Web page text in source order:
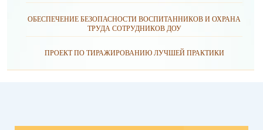
ОБЕСПЕЧЕНИЕ БЕЗОПАСНОСТИ ВОСПИТАННИКОВ И ОХРАНА
ТРУДА СОТРУДНИКОВ ДОУ
ПРОЕКТ ПО ТИРАЖИРОВАНИЮ ЛУЧШЕЙ ПРАКТИКИ